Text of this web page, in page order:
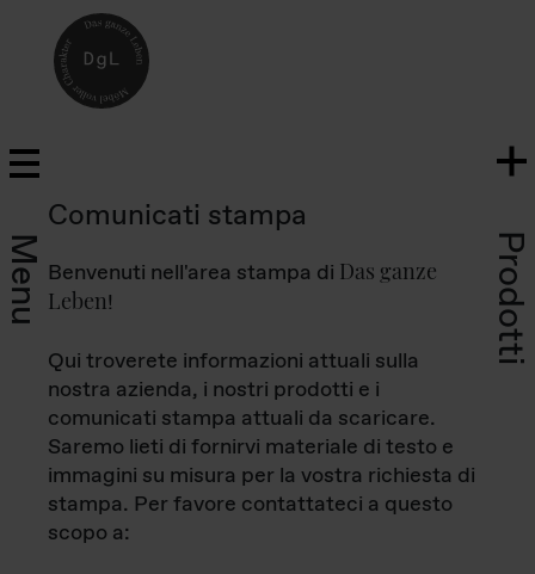
Menu Prodotti
Comunicati stampa
Benvenuti nell'area stampa di Das ganze
Leben!
Qui troverete informazioni attuali sulla
nostra azienda, i nostri prodotti e i
comunicati stampa attuali da scaricare.
Saremo lieti di fornirvi materiale di testo e
immagini su misura per la vostra richiesta di
stampa. Per favore contattateci a questo
scopo a: